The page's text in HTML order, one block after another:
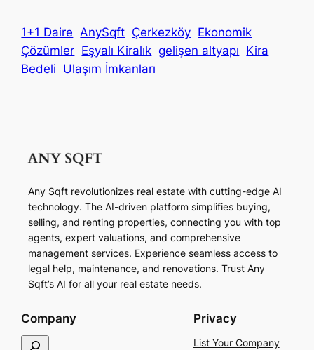
1+1 Daire AnySqft Çerkezköy Ekonomik
Çözümler Eşyalı Kiralık gelişen altyapı Kira
Bedeli Ulaşım İmkanları
Any Sqft revolutionizes real estate with cutting-edge AI
technology. The AI-driven platform simplifies buying,
selling, and renting properties, connecting you with top
agents, expert valuations, and comprehensive
management services. Experience seamless access to
legal help, maintenance, and renovations. Trust Any
Sqft’s AI for all your real estate needs.
Company Privacy
List Your Company